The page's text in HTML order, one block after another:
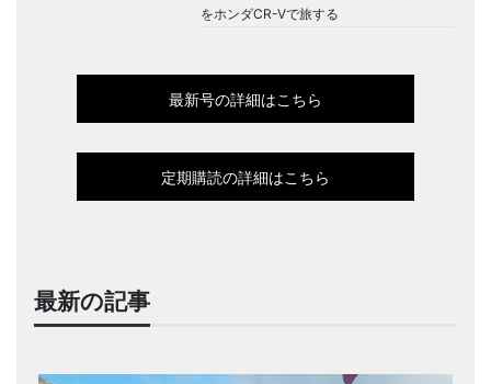
をホンダCR-Vで旅する
最新号の詳細はこちら
定期購読の詳細はこちら
最新の記事